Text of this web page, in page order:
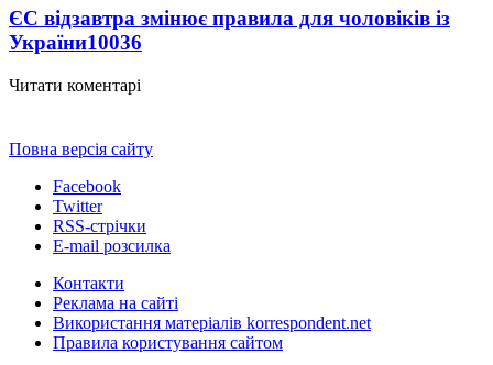
ЄС відзавтра змінює правила для чоловіків із
України10036
Читати коментарі
Повна версія сайту
Facebook
Twitter
RSS-стрічки
E-mail розсилка
Контакти
Реклама на сайті
Використання матеріалів korrespondent.net
Правила користування сайтом